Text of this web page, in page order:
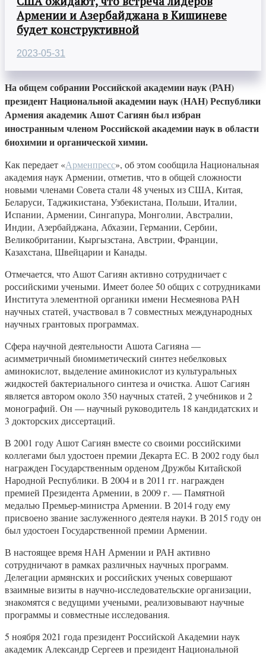
Армении и Азербайджана в Кишиневе
будет конструктивной
2023-05-31
На общем собрании Российской академии наук (РАН)
президент Национальной академии наук (НАН) Республики
Армения академик Ашот Сагиян был избран
иностранным членом Российской академии наук в области
биохимии и органической химии.
Как передает «Арменпресс», об этом сообщила Национальная
академия наук Армении, отметив, что в общей сложности
новыми членами Совета стали 48 ученых из США, Китая,
Беларуси, Таджикистана, Узбекистана, Польши, Италии,
Испании, Армении, Сингапура, Монголии, Австралии,
Индии, Азербайджана, Абхазии, Германии, Сербии,
Великобритании, Кыргызстана, Австрии, Франции,
Казахстана, Швейцарии и Канады.
Отмечается, что Ашот Сагиян активно сотрудничает с
российскими учеными. Имеет более 50 общих с сотрудниками
Института элементной органики имени Несмеянова РАН
научных статей, участвовал в 7 совместных международных
научных грантовых программах.
Сфера научной деятельности Ашота Сагияна —
асимметричный биомиметический синтез небелковых
аминокислот, выделение аминокислот из культуральных
жидкостей бактериального синтеза и очистка. Ашот Сагиян
является автором около 350 научных статей, 2 учебников и 2
монографий. Он — научный руководитель 18 кандидатских и
3 докторских диссертаций.
В 2001 году Ашот Сагиян вместе со своими российскими
коллегами был удостоен премии Декарта ЕС. В 2002 году был
награжден Государственным орденом Дружбы Китайской
Народной Республики. В 2004 и в 2011 гг. награжден
премией Президента Армении, в 2009 г. — Памятной
медалью Премьер-министра Армении. В 2014 году ему
присвоено звание заслуженного деятеля науки. В 2015 году он
был удостоен Государственной премии Армении.
В настоящее время НАН Армении и РАН активно
сотрудничают в рамках различных научных программ.
Делегации армянских и российских ученых совершают
взаимные визиты в научно-исследовательские организации,
знакомятся с ведущими учеными, реализовывают научные
программы и совместные исследования.
5 ноября 2021 года президент Российской Академии наук
академик Александр Сергеев и президент Национальной